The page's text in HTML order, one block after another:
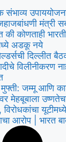
संभाव्य
मंत्री
की कोणताही
अडकू नये
दिल्लीत
विलीनीकरण
मुफ्ती: जम्मू आणि
मेहबूबाला
विरोधकांचा
आरोप | भारत